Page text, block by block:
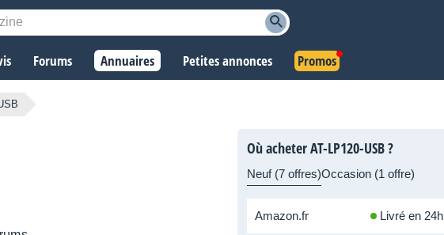
Forums Annuaires Petites annonces Promos
Où acheter AT-LP120-USB ?
Neuf (7 offres)Occasion (1 offre)
Amazon.fr Livré en 24h